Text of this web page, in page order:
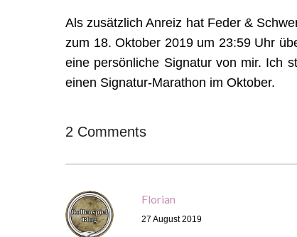
Als zusätzlich Anreiz hat Feder &
zum 18. Oktober 2019 um 23:59 Uhr
eine persönliche Signatur von mir. Ich
einen Signatur-Marathon im Oktober.
2 Comments
Florian
27 August 2019